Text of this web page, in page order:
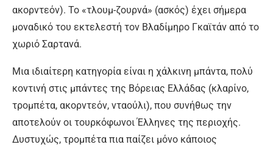
ακορντεόν). Το «τλουμ-ζουρνά» (ασκός) έχει σήµερα
μοναδικό του εκτελεστή τον Βλαδίµηρο Γκαϊτάν από το
χωριό Σαρτανά.
Μια ιδιαίτερη κατηγορία είναι η χάλκινη μπάντα, πολύ
κοντινή στις μπάντες της Βόρειας Ελλάδας (κλαρίνο,
τρομπέτα, ακορντεόν, νταούλι), που συνήθως την
αποτελούν οι τουρκόφωνοι Έλληνες της περιοχής.
Δυστυχώς, τρομπέτα πια παίζει µόνο κάποιος